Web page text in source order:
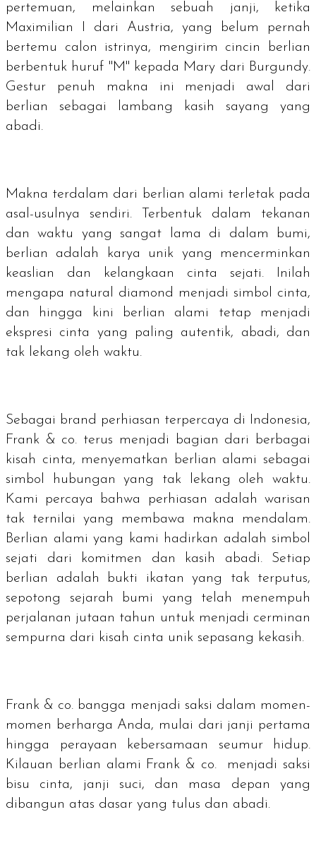
pertemuan, melainkan sebuah janji, ketika
Maximilian I dari Austria, yang belum pernah
bertemu calon istrinya, mengirim cincin berlian
berbentuk huruf "M" kepada Mary dari Burgundy.
Gestur penuh makna ini menjadi awal dari
berlian sebagai lambang kasih sayang yang
abadi.
Makna terdalam dari berlian alami terletak pada
asal-usulnya sendiri. Terbentuk dalam tekanan
dan waktu yang sangat lama di dalam bumi,
berlian adalah karya unik yang mencerminkan
keaslian dan kelangkaan cinta sejati. Inilah
mengapa natural diamond menjadi simbol cinta,
dan hingga kini berlian alami tetap menjadi
ekspresi cinta yang paling autentik, abadi, dan
tak lekang oleh waktu.
Sebagai brand perhiasan terpercaya di Indonesia,
Frank & co. terus menjadi bagian dari berbagai
kisah cinta, menyematkan berlian alami sebagai
simbol hubungan yang tak lekang oleh waktu.
Kami percaya bahwa perhiasan adalah warisan
tak ternilai yang membawa makna mendalam.
Berlian alami yang kami hadirkan adalah simbol
sejati dari komitmen dan kasih abadi. Setiap
berlian adalah bukti ikatan yang tak terputus,
sepotong sejarah bumi yang telah menempuh
perjalanan jutaan tahun untuk menjadi cerminan
sempurna dari kisah cinta unik sepasang kekasih.
Frank & co. bangga menjadi saksi dalam momen-
momen berharga Anda, mulai dari janji pertama
hingga perayaan kebersamaan seumur hidup.
Kilauan berlian alami Frank & co. menjadi saksi
bisu cinta, janji suci, dan masa depan yang
dibangun atas dasar yang tulus dan abadi.